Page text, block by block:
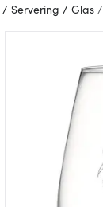
/ Servering / Glas /